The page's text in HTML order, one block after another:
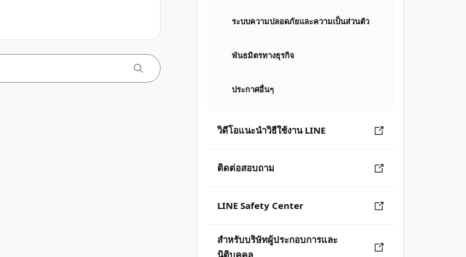
ระบบความปลอดภัยและความเป็นส่วนตัว
พันธมิตรทางธุรกิจ
ประกาศอื่นๆ
วิดีโอแนะนำวิธีใช้งาน LINE
ติดต่อสอบถาม
LINE Safety Center
สำหรับบริษัทผู้ประกอบการและ
นิติบุคคล